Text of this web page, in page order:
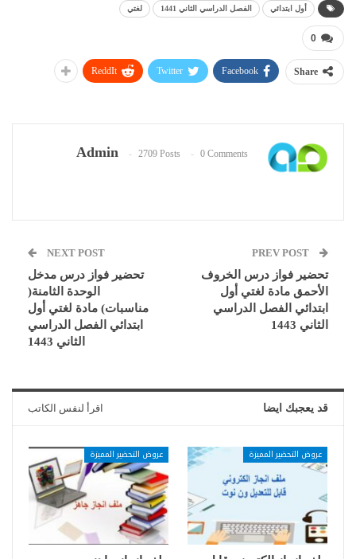
أول ابتدائي الفصل الدراسي الثاني 1441 لغتي
0
Share
Facebook
Twitter
ReddIt
Admin 2709 Posts 0 Comments
تحضير فواز درس الخروف
الأحمق مادة لغتي أول
ابتدائي الفصل الدراسي
الثاني 1443
NEXT POST
تحضير فواز درس مدخل
الوحدة الثامنة(
مناسبات) مادة لغتي أول
ابتدائي الفصل الدراسي
الثاني 1443
قد يعجبك ايضا اقرأ لنفس الكاتب
عروض التحضير المميزة عروض التحضير المميزة